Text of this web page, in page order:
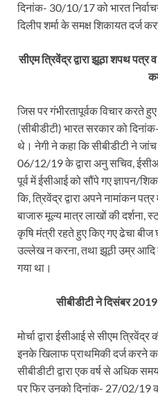
दिनांक- 30/10/17 को भारत
दिलीप शर्मा के समक्ष शिकायत दर्ज
सीएम त्रिवेंद्र द्वारा झूठा शपथ पत्र
जिस पर गंभीरतापूर्वक विचार करते
(सीबीडीटी) भारत सरकार को
थे। नेगी ने कहा कि सीबीडीटी ने जांच
06/12/19 के द्वारा अनु सचिव, ईसीआई
पूर्व में ईसीआई को सौंपे गए ज्ञापन/
कि, त्रिवेंद्र द्वारा अपने नामांकन
बाजारु मूल्य मात्र लाखों की दर्शना,
कृषि मंत्री रहते हुए किए गए ढेचा
उल्लेख न करना, तथा झूठी उम्र
गया था।
सीबीडीटी ने दिसंबर 2019
मोर्चा द्वारा ईसीआई से सीएम
इनके खिलाफ प्राथमिकी दर्ज करने
सीबीडीटी द्वारा एक वर्ष से अधिक
पर फिर उनको दिनांक- 27/02/19